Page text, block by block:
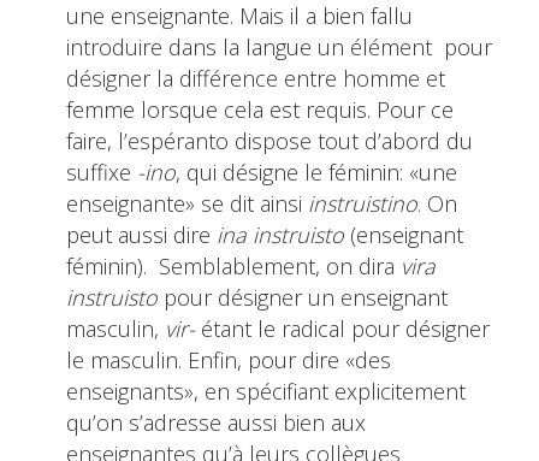
une enseignante. Mais il a bien fallu
introduire dans la langue un élément pour
désigner la différence entre homme et
femme lorsque cela est requis. Pour ce
faire, l’espéranto dispose tout d’abord du
suffixe -ino, qui désigne le féminin: «une
enseignante» se dit ainsi instruistino. On
peut aussi dire ina instruisto (enseignant
féminin). Semblablement, on dira vira
instruisto pour désigner un enseignant
masculin, vir-étant le radical pour désigner
le masculin. Enfin, pour dire «des
enseignants», en spécifiant explicitement
qu’on s’adresse aussi bien aux
enseignantes qu’à leurs collègues